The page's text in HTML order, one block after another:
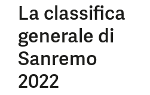
La classifica
generale di
Sanremo
2022